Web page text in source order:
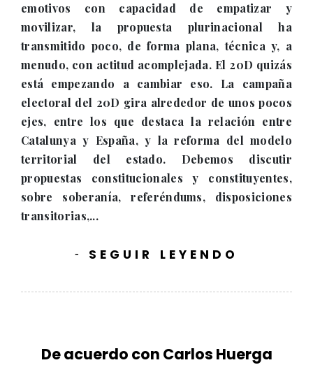
emotivos con capacidad de empatizar y
movilizar, la propuesta plurinacional ha
transmitido poco, de forma plana, técnica y, a
menudo, con actitud acomplejada. El 20D quizás
está empezando a cambiar eso. La campaña
electoral del 20D gira alrededor de unos pocos
ejes, entre los que destaca la relación entre
Catalunya y España, y la reforma del modelo
territorial del estado. Debemos discutir
propuestas constitucionales y constituyentes,
sobre soberanía, referéndums, disposiciones
transitorias,...
- SEGUIR LEYENDO
De acuerdo con Carlos Huerga